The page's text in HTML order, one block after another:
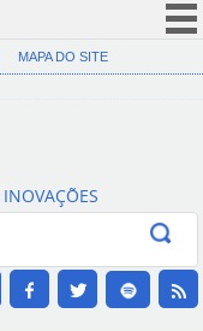
(COVID-19)
Canais
MAPA DO SITE